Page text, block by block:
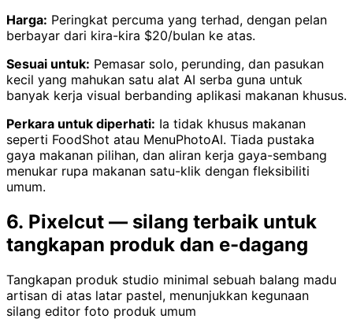
Harga: Peringkat percuma yang terhad, dengan pelan
berbayar dari kira-kira $20/bulan ke atas.
Sesuai untuk: Pemasar solo, perunding, dan pasukan
kecil yang mahukan satu alat AI serba guna untuk
banyak kerja visual berbanding aplikasi makanan khusus.
Perkara untuk diperhati: Ia tidak khusus makanan
seperti FoodShot atau MenuPhotoAI. Tiada pustaka
gaya makanan pilihan, dan aliran kerja gaya-sembang
menukar rupa makanan satu-klik dengan fleksibiliti
umum.
6. Pixelcut — silang terbaik untuk
tangkapan produk dan e-dagang
Tangkapan produk studio minimal sebuah balang madu
artisan di atas latar pastel, menunjukkan kegunaan
silang editor foto produk umum